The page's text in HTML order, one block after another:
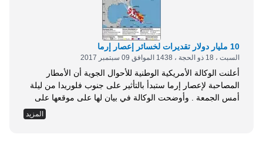
10 مليار دولار تقديرات لخسائر إعصار إرما
السبت ، 18 ذو الحجة ، 1438 الموافق 09 سبتمبر 2017
أعلنت الوكالة الأمريكية الوطنية للأحوال الجوية أن الأمطار
المصاحبة لإعصار إرما ستبدأ بالتأثير على جنوب فلوريدا من ليلة
أمس الجمعة . وأوضحت الوكالة في بيان لها على موقعها على
الإنترنت أن تأثير الأمطار سيستمر إلى مساء يوم السبت ويوم
الأحد، مشيرة إلى أن الأمطار الغزيرة جدًا سيصاحبها فيضانات .
المزيد